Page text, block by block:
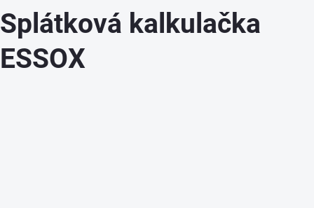
Splátková kalkulačka
ESSOX